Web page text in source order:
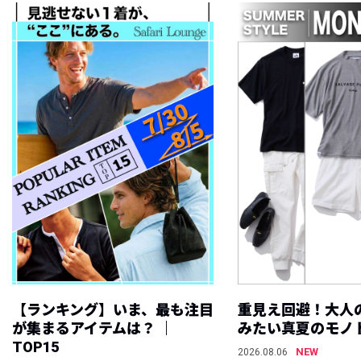
【ランキング】いま、最も注目
が集まるアイテムは？ ｜
TOP15
重見え回避！大人
みたい真夏のモノ
2026.08.06
NEW